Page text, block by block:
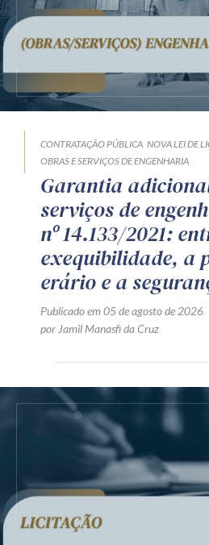
CONTRATAÇÃO PÚBLICA NOVA LEI DE
OBRAS E SERVIÇOS DE ENGENHARIA
Garantia
serviços de
nº 14.133/2021:
exequibilidade, a
erário e a
Publicado em 05 de agosto de 2026
por Jamil Manasfi da Cruz